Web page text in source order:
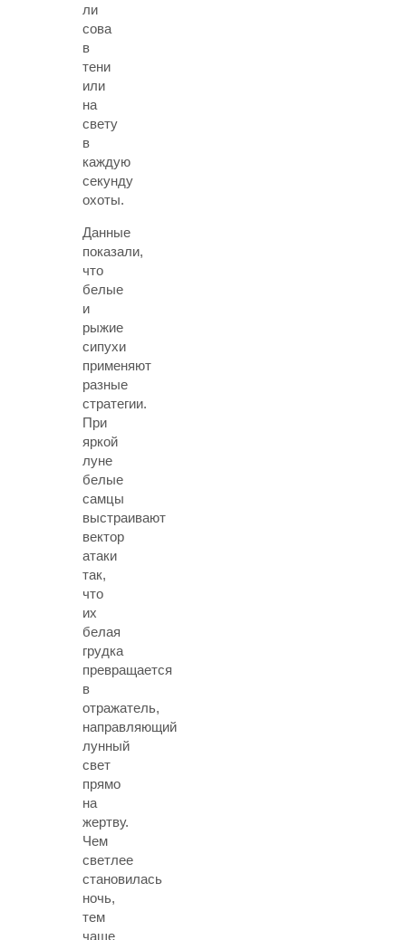
ли
сова
в
тени
или
на
свету
в
каждую
секунду
охоты.
Данные
показали,
что
белые
и
рыжие
сипухи
применяют
разные
стратегии.
При
яркой
луне
белые
самцы
выстраивают
вектор
атаки
так,
что
их
белая
грудка
превращается
в
отражатель,
направляющий
лунный
свет
прямо
на
жертву.
Чем
светлее
становилась
ночь,
тем
чаще